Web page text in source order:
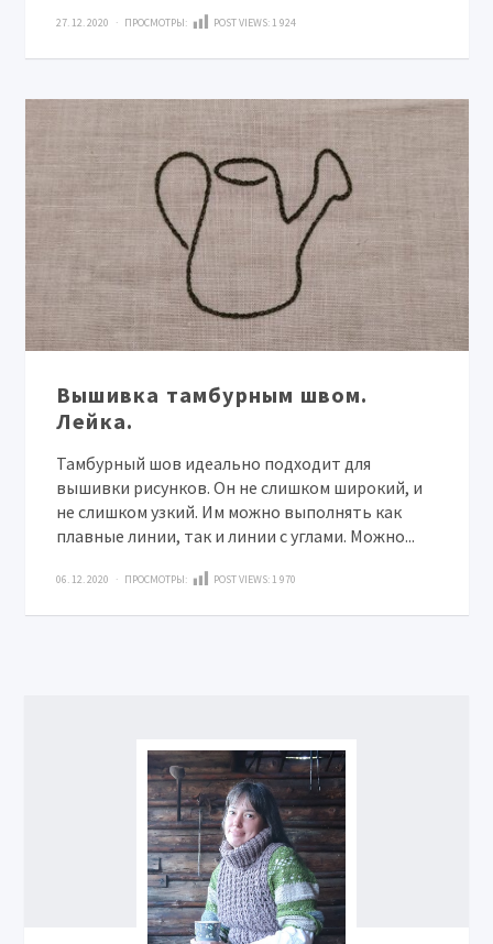
27. 12. 2020 · ПРОСМОТРЫ: POST VIEWS: 1 924
Вышивка тамбурным швом.
Лейка.
Тамбурный шов идеально подходит для
вышивки рисунков. Он не слишком широкий, и
не слишком узкий. Им можно выполнять как
плавные линии, так и линии с углами. Можно...
06. 12. 2020 · ПРОСМОТРЫ: POST VIEWS: 1 970